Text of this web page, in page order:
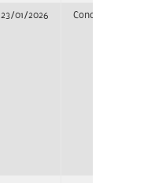
23/01/2026 Concurso